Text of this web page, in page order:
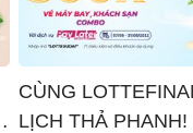
CÙNG
LỊCH THẢ PHANH!